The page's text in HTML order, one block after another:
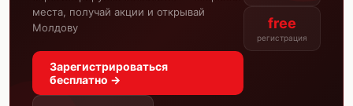
места, получай акции и открывай
Молдову
Зарегистрироваться
бесплатно →
free
регистрация